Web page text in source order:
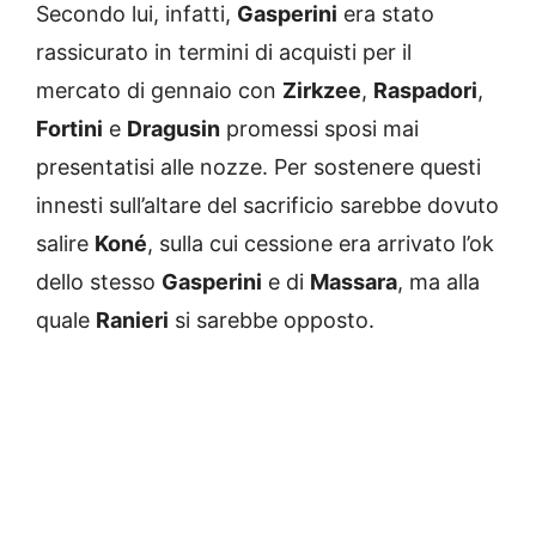
Secondo lui, infatti, Gasperini era stato
rassicurato in termini di acquisti per il
mercato di gennaio con Zirkzee, Raspadori,
Fortini e Dragusin promessi sposi mai
presentatisi alle nozze. Per sostenere questi
innesti sull’altare del sacrificio sarebbe dovuto
salire Koné, sulla cui cessione era arrivato l’ok
dello stesso Gasperini e di Massara, ma alla
quale Ranieri si sarebbe opposto.